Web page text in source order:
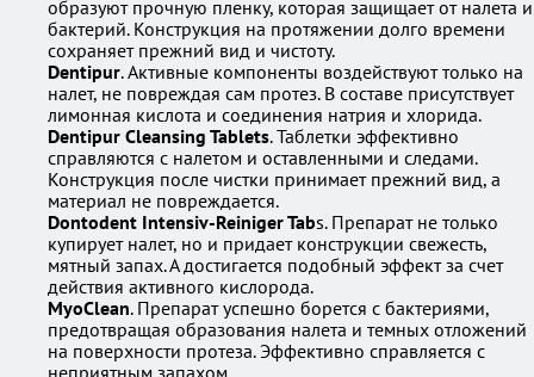
образуют прочную пленку, которая защищает от налета и
бактерий. Конструкция на протяжении долго времени
сохраняет прежний вид и чистоту.
Dentipur. Активные компоненты воздействуют только на
налет, не повреждая сам протез. В составе присутствует
лимонная кислота и соединения натрия и хлорида.
Dentipur Cleansing Tablets. Таблетки эффективно
справляются с налетом и оставленными и следами.
Конструкция после чистки принимает прежний вид, а
материал не повреждается.
Dontodent Intensiv-Reiniger Tabs. Препарат не только
купирует налет, но и придает конструкции свежесть,
мятный запах. А достигается подобный эффект за счет
действия активного кислорода.
MyoClean. Препарат успешно борется с бактериями,
предотвращая образования налета и темных отложений
на поверхности протеза. Эффективно справляется с
неприятным запахом.